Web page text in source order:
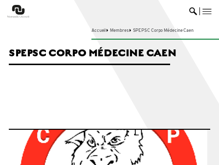
Accueil Membres SPEPSC Corpo Médecine Caen
SPEPSC CORPO MÉDECINE CAEN